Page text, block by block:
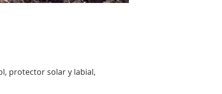
protector solar y labial,